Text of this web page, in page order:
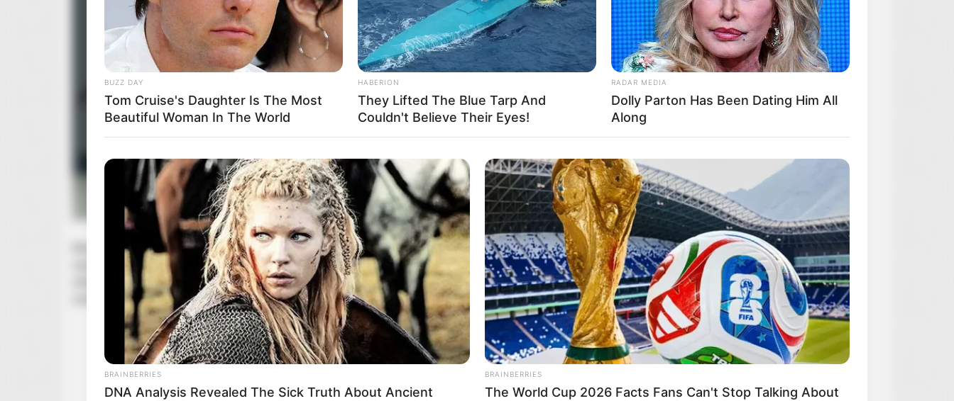
Nowy sezon ponownie zabierze widzów w podróż przez alternatywne rzeczywistości, absurdalne
wynalazki i galaktyczne katastrofy, które potrafi wywołać tylko genialny, ale kompletnie
nieodpowiedzialny naukowiecRick Sanchezoraz jego łatwowierny wnuk Morty
. O wysokich
oczekiwaniach wobec nowej serii mówiłMichael Ouweleen , prezes Adult Swim.
BUZZ DAY
Tom Cruise's Daughter Is The Most
Beautiful Woman In The World
HABERION
They Lifted The Blue Tarp And
Couldn't Believe Their Eyes!
RADAR MEDIA
Dolly Parton Has Been Dating Him All
Along
BRAINBERRIES
DNA Analysis Revealed The Sick Truth About Ancient
BRAINBERRIES
The World Cup 2026 Facts Fans Can't Stop Talking About